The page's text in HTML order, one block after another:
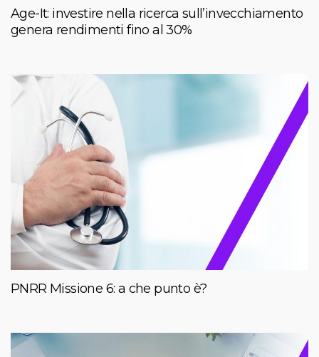
Age-It: investire nella ricerca sull’invecchiamento
genera rendimenti fino al 30%
PNRR Missione 6: a che punto è?